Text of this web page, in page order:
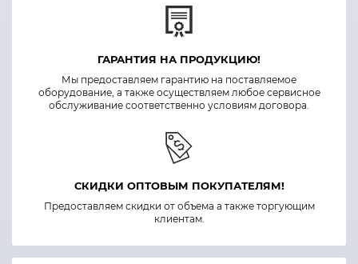
ГАРАНТИЯ НА ПРОДУКЦИЮ!
Мы предоставляем гарантию на поставляемое
оборудование, а также осуществляем любое сервисное
обслуживание соответственно условиям договора.
СКИДКИ ОПТОВЫМ ПОКУПАТЕЛЯМ!
Предоставляем скидки от объема а также торгующим
клиентам.